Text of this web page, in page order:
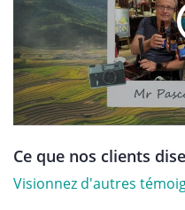
Ce que nos clients
Visionnez d'autres